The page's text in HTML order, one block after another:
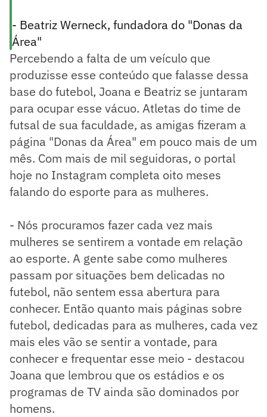
- Beatriz Werneck, fundadora do "Donas da
Área"
Percebendo a falta de um veículo que
produzisse esse conteúdo que falasse dessa
base do futebol, Joana e Beatriz se juntaram
para ocupar esse vácuo. Atletas do time de
futsal de sua faculdade, as amigas fizeram a
página "Donas da Área" em pouco mais de um
mês. Com mais de mil seguidoras, o portal
hoje no Instagram completa oito meses
falando do esporte para as mulheres.
- Nós procuramos fazer cada vez mais
mulheres se sentirem a vontade em relação
ao esporte. A gente sabe como mulheres
passam por situações bem delicadas no
futebol, não sentem essa abertura para
conhecer. Então quanto mais páginas sobre
futebol, dedicadas para as mulheres, cada vez
mais eles vão se sentir a vontade, para
conhecer e frequentar esse meio - destacou
Joana que lembrou que os estádios e os
programas de TV ainda são dominados por
homens.